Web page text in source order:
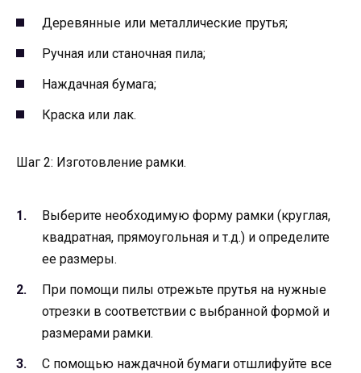
Деревянные или металлические прутья;
Ручная или станочная пила;
Наждачная бумага;
Краска или лак.
Шаг 2: Изготовление рамки.
Выберите необходимую форму рамки (круглая,
квадратная, прямоугольная и т.д.) и определите
ее размеры.
При помощи пилы отрежьте прутья на нужные
отрезки в соответствии с выбранной формой и
размерами рамки.
С помощью наждачной бумаги отшлифуйте все